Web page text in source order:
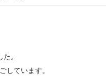
。
しています。